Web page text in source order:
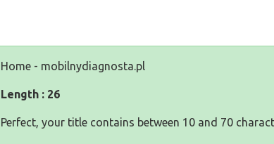
Home - mobilnydiagnosta.pl
Length : 26
Perfect, your title contains between 10 and 70